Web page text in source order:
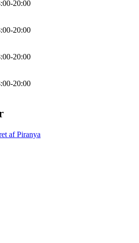
:00-20:00
:00-20:00
:00-20:00
:00-20:00
afPiranya